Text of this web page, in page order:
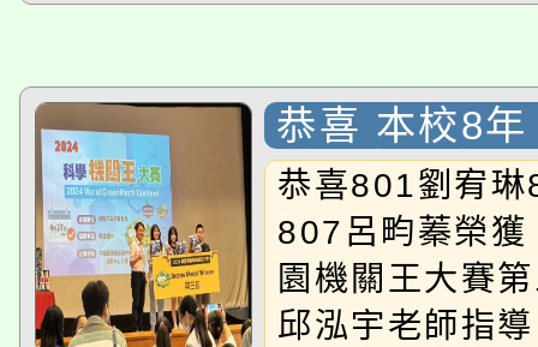
恭喜 本校8
琳 4班吳宥
蓁 同學參加
園機關王大
第三名
恭喜801劉宥
807呂畇蓁榮
園機關王大賽
邱泓宇老師指導